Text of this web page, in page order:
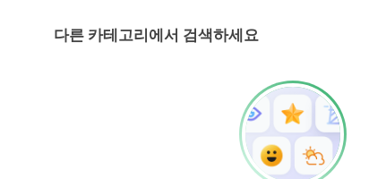
다른 카테고리에서 검색하세요